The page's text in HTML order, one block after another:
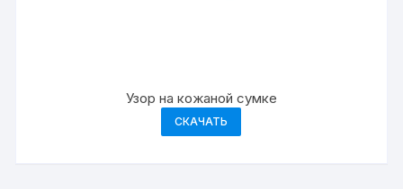
Узор на кожаной сумке
СКАЧАТЬ